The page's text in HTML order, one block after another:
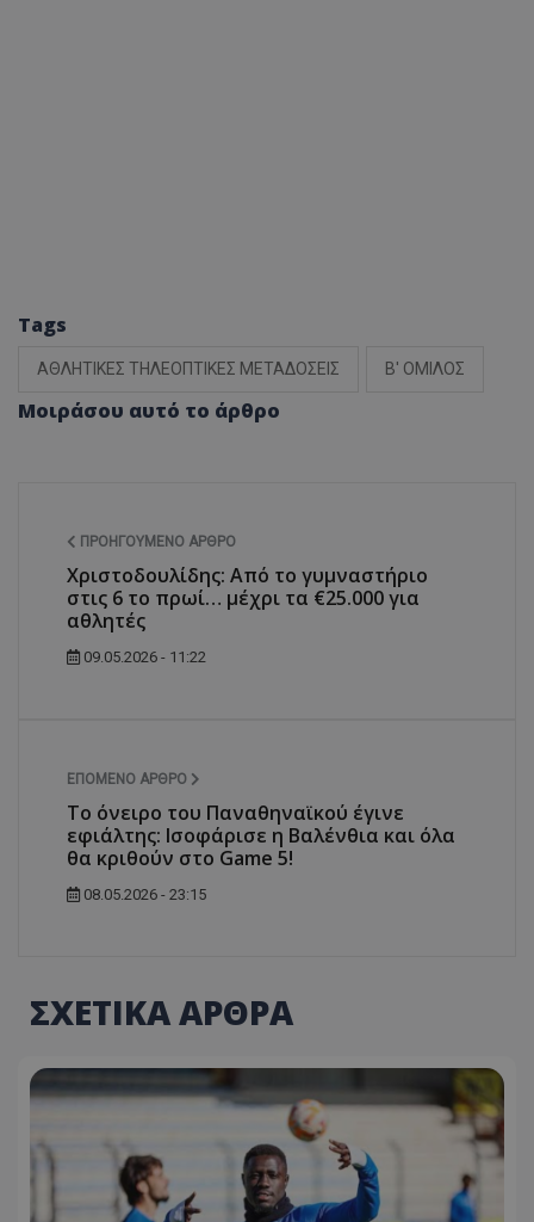
Tags
ΑΘΛΗΤΙΚΕΣ ΤΗΛΕΟΠΤΙΚΕΣ ΜΕΤΑΔΟΣΕΙΣ Β' ΟΜΙΛΟΣ
Μοιράσου αυτό το άρθρο
ΠΡΟΗΓΟΎΜΕΝΟ ΆΡΘΡΟ
Χριστοδουλίδης: Από το γυμναστήριο
στις 6 το πρωί… μέχρι τα €25.000 για
αθλητές
09.05.2026 - 11:22
ΕΠΌΜΕΝΟ ΆΡΘΡΟ
Το όνειρο του Παναθηναϊκού έγινε
εφιάλτης: Ισοφάρισε η Βαλένθια και όλα
θα κριθούν στο Game 5!
08.05.2026 - 23:15
ΣΧΕΤΙΚΑ ΑΡΘΡΑ